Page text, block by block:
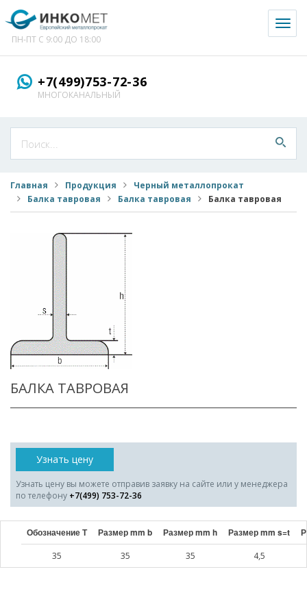
ПН-ПТ С 9:00 ДО 18:00
+7(499)753-72-36
МНОГОКАНАЛЬНЫЙ
Главная Продукция
Черный металлопрокат
Балка тавровая
Балка тавровая Балка тавровая
БАЛКА ТАВРОВАЯ
Узнать цену
Узнать цену вы можете отправив заявку на сайте или у менеджера
по телефону +7(499) 753-72-36
Обозначение Т Размер mm b Размер mm h Размер mm s=t
35 35 35 4,5